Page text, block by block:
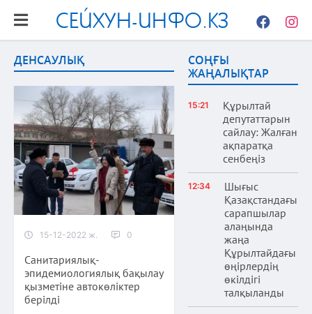
СЕЙХУН-ИНФО.КЗ
Facebook
ДЕНСАУЛЫҚ
15-12-2022 ж. 0
Санитариялық-
эпидемиологиялық бақылау
қызметіне автокөліктер
берілді
СОҢҒЫ
ЖАҢАЛЫҚТАР
15:21
Құрылтай
депутаттарын
сайлау: Жалған
ақпаратқа
сенбеңіз
12:34
Шығыс
Қазақстандағы
сарапшылар
алаңында
жаңа
Құрылтайдағы
өңірлердің
өкілдігі
талқыланды